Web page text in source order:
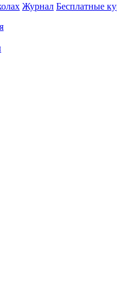
Журнал Бесплатные